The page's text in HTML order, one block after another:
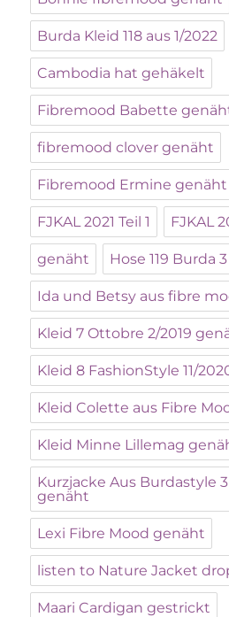
Burda Kleid 118 aus 1/2022
Cambodia hat gehäkelt
Fibremood Babette
fibremood clover genäht
Fibremood Ermine genäht
FJKAL 2021 Teil 1 FJKAL
genäht Hose 119 Burda
Ida und Betsy aus fibre
Kleid 7 Ottobre 2/2019
Kleid 8 FashionStyle 11/
Kleid Colette aus Fibre
Kleid Minne Lillemag
Kurzjacke Aus Burdastyle 3
genäht
Lexi Fibre Mood genäht
listen to Nature Jacket
Maari Cardigan gestrickt